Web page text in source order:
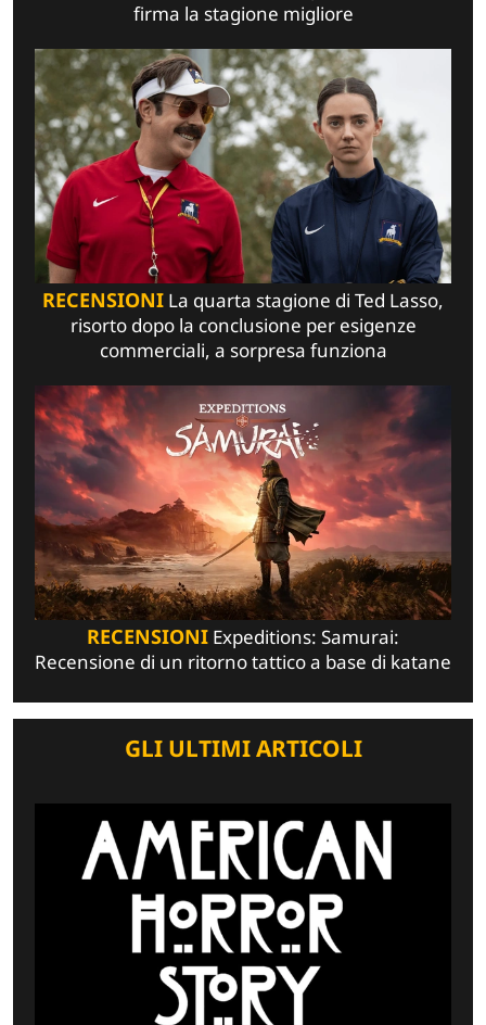
firma la stagione migliore
RECENSIONI La quarta stagione di Ted Lasso,
risorto dopo la conclusione per esigenze
commerciali, a sorpresa funziona
RECENSIONI Expeditions: Samurai:
Recensione di un ritorno tattico a base di katane
GLI ULTIMI ARTICOLI